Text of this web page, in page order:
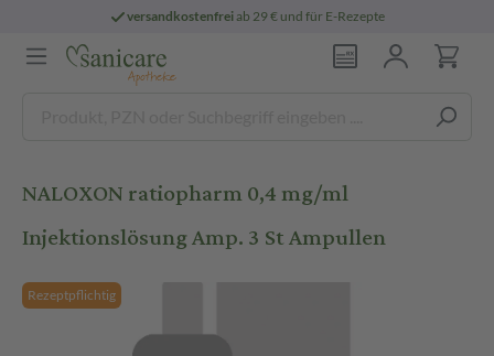
versandkostenfreiab 29 € und für E-Rezepte
NALOXON ratiopharm 0,4 mg/ml
Injektionslösung Amp. 3 St Ampullen
Rezeptpflichtig